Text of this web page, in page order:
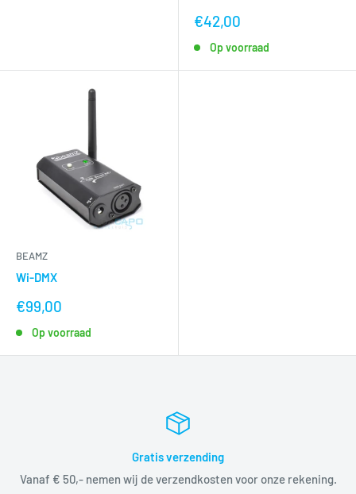
nu
€42,00
Op voorraad
BEAMZ
Wi-DMX
nu
€99,00
Op voorraad
Gratis verzending
Vanaf € 50,- nemen wij de verzendkosten voor onze rekening.